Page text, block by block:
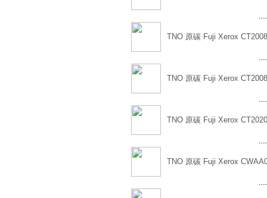
TNO 原碳 Fuji Xerox
TNO 原碳 Fuji Xerox
TNO 原碳 Fuji Xerox
TNO 原碳 Fuji Xerox